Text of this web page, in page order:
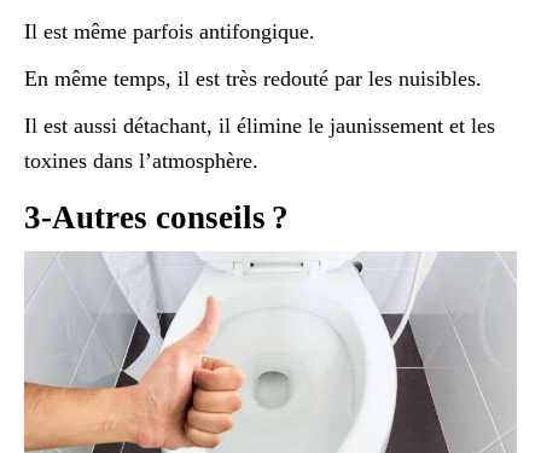
Il est même parfois antifongique.
En même temps, il est très redouté par les nuisibles.
Il est aussi détachant, il élimine le jaunissement et les
toxines dans l’atmosphère.
3-Autres conseils ?